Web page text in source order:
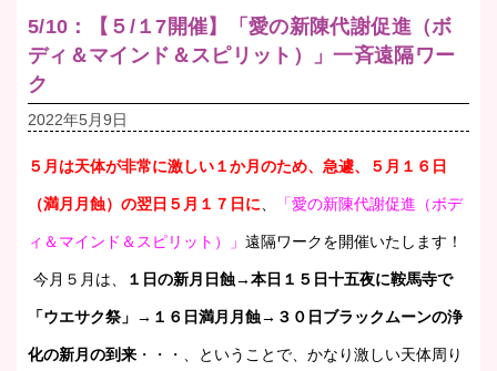
5/10：【５/１7開催】「愛の新陳代謝促進（ボ
ディ＆マインド＆スピリット）」一斉遠隔ワー
ク
2022年5月9日
５月は天体が非常に激しい１か月のため、急遽、５月１６日
（満月月蝕）の翌日５月１７日に 「愛の新陳代謝促進（ボデ
ィ＆マインド＆スピリット）」 遠隔ワークを開催いたします！
今月５月は、 １日の新月日蝕→本日１５日十五夜に鞍馬寺で
「ウエサク祭」→１６日満月月蝕→３０日ブラックムーンの浄
化の新月の到来 ・・・、ということで、かなり激しい天体周り